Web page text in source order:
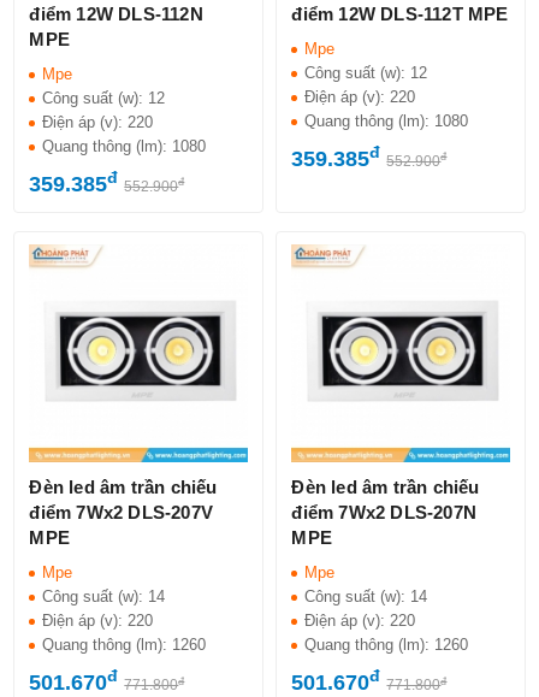
điểm 12W DLS-112N
MPE
Mpe
Công suất (w): 12
Điện áp (v): 220
Quang thông (lm): 1080
359.385đ 552.900đ
điểm 12W DLS-112T MPE
Mpe
Công suất (w): 12
Điện áp (v): 220
Quang thông (lm): 1080
359.385đ 552.900đ
Đèn led âm trần chiếu
điểm 7Wx2 DLS-207V
MPE
Mpe
Công suất (w): 14
Điện áp (v):220
Quang thông (lm): 1260
501.670đ 771.800đ
Đèn led âm trần chiếu
điểm 7Wx2 DLS-207N
MPE
Mpe
Công suất (w): 14
Điện áp (v):220
Quang thông (lm): 1260
501.670đ 771.800đ